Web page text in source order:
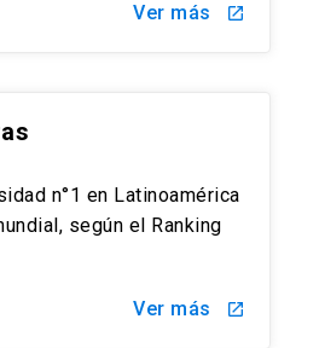
Ver más launch
n°1 en Latinoamérica
según el Ranking
Ver más launch